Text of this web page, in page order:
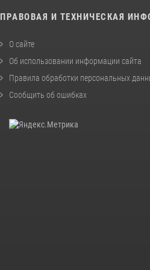
ПРАВОВАЯ И ТЕХНИЧЕСКАЯ
О сайте
Об использовании информации сайта
Правила обработки персональных
Сообщить об ошибках